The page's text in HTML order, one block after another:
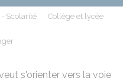
Scolarité
Collège et lycée
s'orienter vers la voie